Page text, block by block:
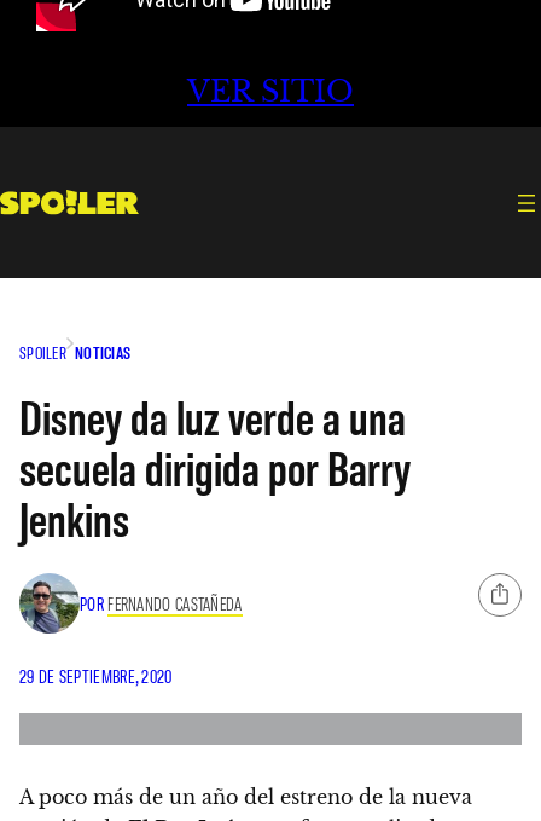
VER SITIO
SPOILER NOTICIAS
Disney da luz verde a una
secuela dirigida por Barry
Jenkins
POR FERNANDO CASTAÑEDA
29 DE SEPTIEMBRE, 2020
A poco más de un año del estreno de la nueva